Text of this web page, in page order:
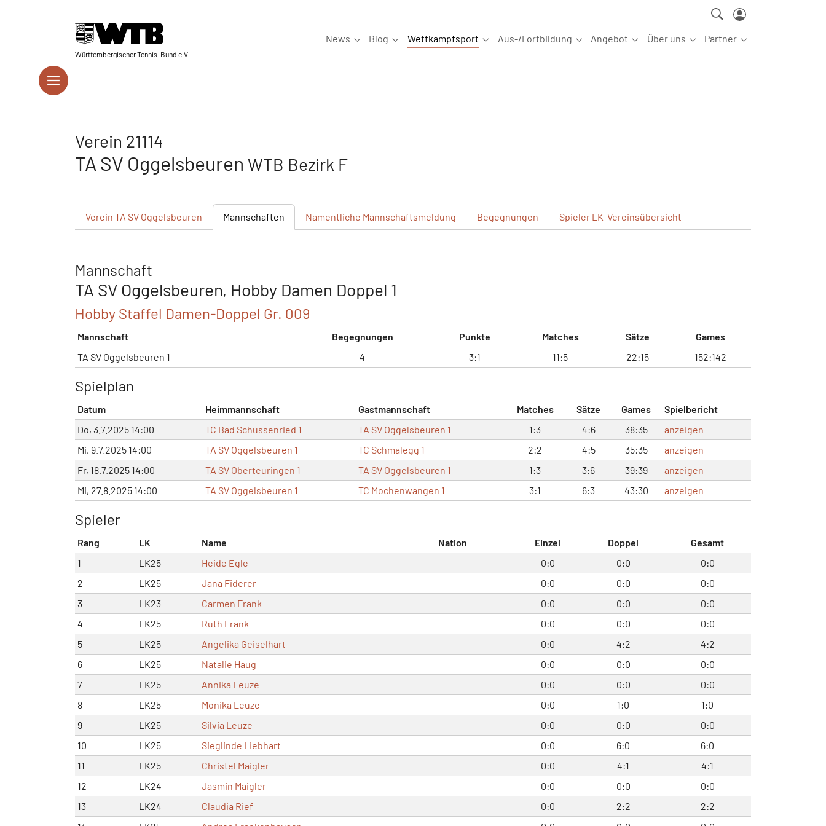
Württembergischer Tennis-Bund e.V.
News
Submenu for "News"
Blog
Submenu for "Blog"
Wettkampfsport
Submenu for "Wettkampfsport"
Aus-/Fortbildung
Submenu for "Aus-/Fortbildung"
Angebot
Submenu for "Angebot"
Über uns
Submenu for "Über uns"
Partner
Submenu for
Verein 21114
TA SV Oggelsbeuren WTB Bezirk F
Verein TA SV Oggelsbeuren Mannschaften Namentliche Mannschaftsmeldung Begegnungen Spieler LK-Vereinsübersicht
Mannschaft
TA SV Oggelsbeuren, Hobby Damen Doppel 1
Hobby Staffel Damen-Doppel Gr. 009
Mannschaft Begegnungen Punkte Matches Sätze
Games
TA SV Oggelsbeuren 1
4 3:1 11:5 22:15 152:142
Spielplan
Datum Heimmannschaft Gastmannschaft Matches Sätze Games
Spielbericht
Do, 3.7.2025 14:00
TC Bad Schussenried 1 TA SV Oggelsbeuren 1 1:3 4:6 38:35
anzeigen
Mi, 9.7.2025 14:00
TA SV Oggelsbeuren 1 TC Schmalegg 1 2:2 4:5 35:35
anzeigen
Fr, 18.7.2025 14:00
TA SV Oberteuringen 1 TA SV Oggelsbeuren 1 1:3 3:6 39:39
anzeigen
Mi, 27.8.2025 14:00
TA SV Oggelsbeuren 1 TC Mochenwangen 1 3:1 6:3 43:30 anzeigen
Spieler
Rang LK Name Nation Einzel Doppel
Gesamt
1
LK25 Heide Egle 0:0 0:0
0:0
2
LK25 Jana Fiderer 0:0 0:0
0:0
3
LK23 Carmen Frank 0:0 0:0
0:0
4
LK25 Ruth Frank 0:0 0:0
0:0
5
LK25 Angelika Geiselhart 0:0 4:2
4:2
6
LK25 Natalie Haug 0:0 0:0
0:0
7
LK25 Annika Leuze 0:0 0:0
0:0
8
LK25 Monika Leuze 0:0 1:0
1:0
9
LK25 Silvia Leuze 0:0 0:0
0:0
10
LK25 Sieglinde Liebhart 0:0 6:0
6:0
11
LK25 Christel Maigler 0:0 4:1
4:1
12
LK24 Jasmin Maigler 0:0 0:0
0:0
13
LK24 Claudia Rief 0:0 2:2
2:2